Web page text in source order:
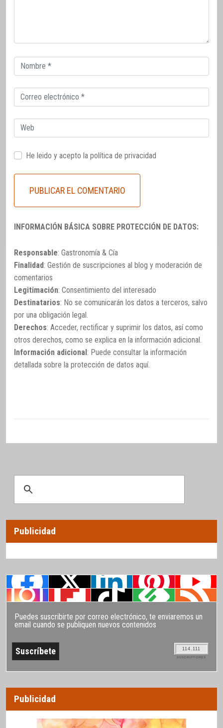
Correo
electrónico
Correo
electrónico
Web
He leido y acepto la política de privacidad
INFORMACIÓN BÁSICA SOBRE PROTECCIÓN DE DATOS:
Responsable: Gastronomía & Cía
Finalidad: Gestión de suscripciones al blog y moderación de
comentarios
Legitimación: Consentimiento del interesado
Destinatarios: No se comunicarán los datos a terceros, salvo
por una obligación legal.
Derechos: Acceder, rectificar y suprimir los datos, así como
otros derechos, como se explica en la información adicional.
Información adicional : Puede consultar la información
detallada sobre la protección de datos aquí.
Publicidad
Puedes suscribirte por correo electrónico, te enviaremos un
email cuando se publiquen nuevos contenidos
114.111
SUSCRIPTORES
Publicidad